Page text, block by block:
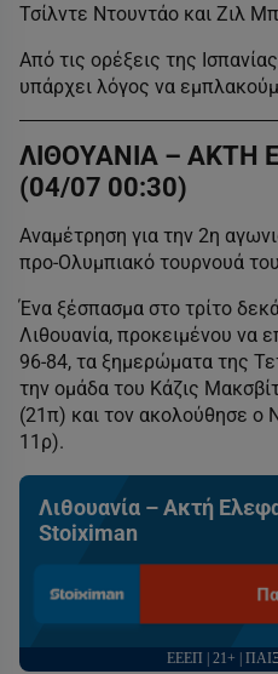
Τσίλντε Ντουντάο και Ζιλ
Από τις ορέξεις της
υπάρχει λόγος να
ΛΙΘΟΥΑΝΙΑ – ΑΚΤΗ
(04/07 00:30)
Αναμέτρηση για την 2η
προ-Ολυμπιακό τουρνουά
Ένα ξέσπασμα στο τρίτο
Λιθουανία, προκειμένου να
96-84, τα ξημερώματα της
την ομάδα του Κάζις
(21π) και τον ακολούθησε ο
11ρ).
Λιθουανία – Ακτή
Stoiximan
ΕΕΕΠ | 21+ |